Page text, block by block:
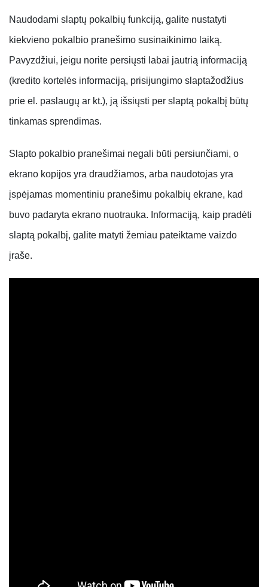
Naudodami slaptų pokalbių funkciją, galite nustatyti
kiekvieno pokalbio pranešimo susinaikinimo laiką.
Pavyzdžiui, jeigu norite persiųsti labai jautrią informaciją
(kredito kortelės informaciją, prisijungimo slaptažodžius
prie el. paslaugų ar kt.), ją išsiųsti per slaptą pokalbį būtų
tinkamas sprendimas.
Slapto pokalbio pranešimai negali būti persiunčiami, o
ekrano kopijos yra draudžiamos, arba naudotojas yra
įspėjamas momentiniu pranešimu pokalbių ekrane, kad
buvo padaryta ekrano nuotrauka. Informaciją, kaip pradėti
slaptą pokalbį, galite matyti žemiau pateiktame vaizdo
įraše.